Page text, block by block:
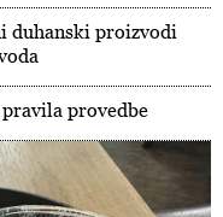
duhanski proizvodi
provedbe